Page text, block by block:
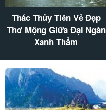
Thác Thủy Tiên Vẻ Đẹp
Thơ Mộng Giữa Đại Ngàn
Xanh Thẳm